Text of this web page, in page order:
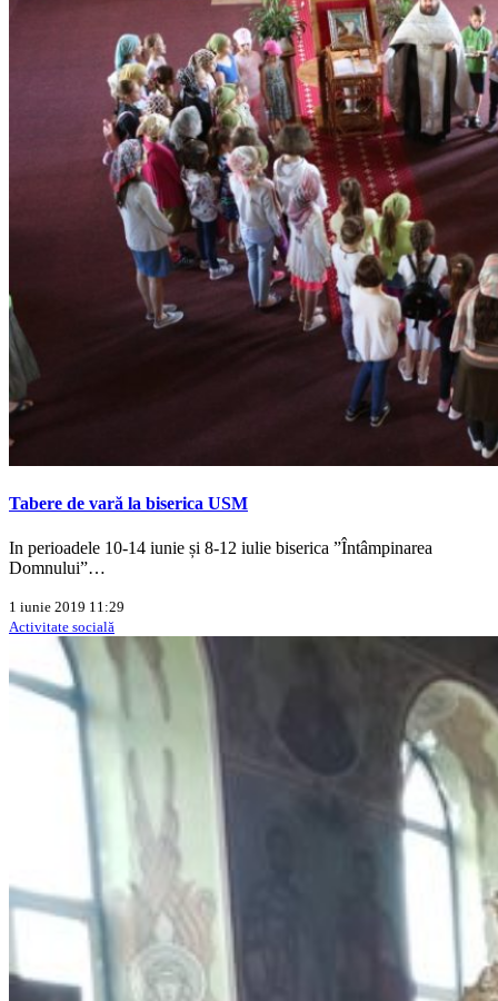
Tabere de vară la biserica USM
In perioadele 10-14 iunie și 8-12 iulie biserica ”Întâmpinarea
Domnului”…
1 iunie 2019 11:29
Activitate socială